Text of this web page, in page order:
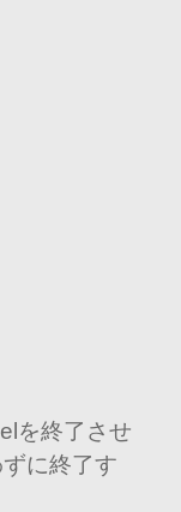
を終了させ
に終了す